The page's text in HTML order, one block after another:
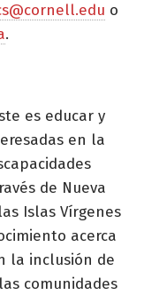
o
.
es educar y
en la
de Nueva
Islas Vírgenes
acerca
la inclusión de
comunidades